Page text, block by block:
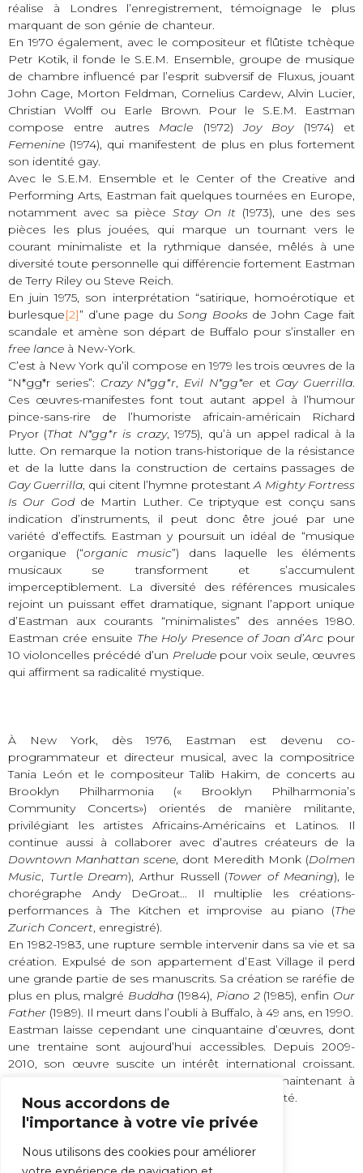
Nous accordons de
l'importance à votre vie privée
Nous utilisons des cookies pour améliorer
réalise à Londres l’enregistrement, témoignage le plus
marquant de son génie de chanteur.
En 1970 également, avec le compositeur et flûtiste tchèque
Petr Kotik, il fonde le S.E.M. Ensemble, groupe de musique
de chambre influencé par l’esprit subversif de Fluxus, jouant
John Cage, Morton Feldman, Cornelius Cardew, Alvin Lucier,
Christian Wolff ou Earle Brown. Pour le S.E.M. Eastman
compose entre autres Macle (1972)Joy Boy(1974) et
Femenine (1974), qui manifestent de plus en plus fortement
son identité gay.
Avec le S.E.M. Ensemble et le Center of the Creative and
Performing Arts, Eastman fait quelques tournées en Europe,
notamment avec sa pièce Stay On It (1973), une des ses
pièces les plus jouées, qui marque un tournant vers le
courant minimaliste et la rythmique dansée, mêlés à une
diversité toute personnelle qui différencie fortement Eastman
de Terry Riley ou Steve Reich.
En juin 1975, son interprétation “satirique, homoérotique et
burlesque[2]” d’une page duSong Booksde John Cage fait
scandale et amène son départ de Buffalo pour s’installer en
free lance à New-York.
C’est à New York qu’il compose en 1979 les trois œuvres de la
“N*gg*r series”: Crazy N*gg*r, Evil N*gg*eret Gay Guerrilla.
Ces œuvres-manifestes font tout autant appel à l’humour
pince-sans-rire de l’humoriste africain-américain Richard
Pryor (That N*gg*r is crazy, 1975), qu’à un appel radical à la
lutte. On remarque la notion trans-historique de la résistance
et de la lutte dans la construction de certains passages de
Gay Guerrilla, qui citent l’hymne protestantA Mighty Fortress
Is Our Godde Martin Luther. Ce triptyque est conçu sans
indication d’instruments, il peut donc être joué par une
variété d’effectifs. Eastman y poursuit un idéal de “musique
organique (“organic music”) dans laquelle les éléments
musicaux se transforment et s’accumulent
imperceptiblement. La diversité des références musicales
rejoint un puissant effet dramatique, signant l’apport unique
d’Eastman aux courants “minimalistes” des années 1980.
Eastman crée ensuite The Holy Presence of Joan d’Arcpour
10 violoncelles précédé d’un Preludepour voix seule, œuvres
qui affirment sa radicalité mystique.
À New York, dès 1976, Eastman est devenu co-
programmateur et directeur musical, avec la compositrice
Tania León et le compositeur Talib Hakim, de concerts au
Brooklyn Philharmonia (« Brooklyn Philharmonia’s
Community Concerts») orientés de manière militante,
privilégiant les artistes Africains-Américains et Latinos. Il
continue aussi à collaborer avec d’autres créateurs de la
Downtown Manhattan scene, dont Meredith Monk (Dolmen
Music, Turtle Dream), Arthur Russell (Tower of Meaning), le
chorégraphe Andy DeGroat… Il multiplie les créations-
performances à The Kitchen et improvise au piano (The
Zurich Concert, enregistré).
En 1982-1983, une rupture semble intervenir dans sa vie et sa
création. Expulsé de son appartement d’East Village il perd
une grande partie de ses manuscrits. Sa création se raréfie de
plus en plus, malgré Buddha (1984), Piano 2(1985), enfin Our
Father (1989). Il meurt dans l’oubli à Buffalo, à 49 ans, en 1990.
Eastman laisse cependant une cinquantaine d’œuvres, dont
une trentaine sont aujourd’hui accessibles. Depuis 2009-
2010, son œuvre suscite un intérêt international croissant.
C’est un grand privilège de pouvoir accéder maintenant à
cette œuvre singulière et d’une irréductible beauté.
Jean-Christophe Marti